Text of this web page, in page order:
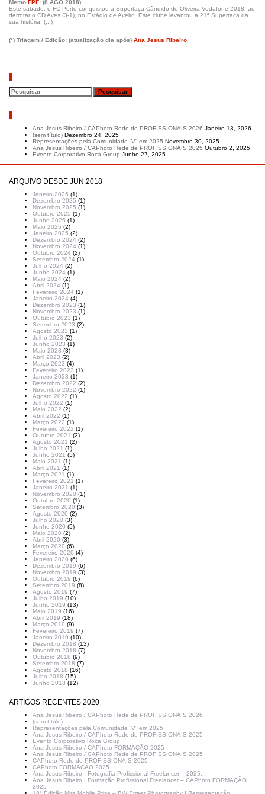
Memo FPF: (8 AGO.2018)
Este sábado, o FC Porto conquistou a Supertaça Cândido de Oliveira Vodafone 2018, ao
derrotar o CD Aves (3-1), no Estádio de Aveiro. Este clube levantou a 21ª Supertaça da
sua história! (...)
(*) Triagem / Edição: (atualização dia após) Ana Jesus Ribeiro
Ana Jesus Ribeiro / CAPhoto Rede de PROFISSIONAIS 2026 Janeiro 13, 2026
(sem título) Dezembro 24, 2025
Representações pela Comunidade “V” em 2025 Novembro 30, 2025
Ana Jesus Ribeiro / CAPhoto Rede de PROFISSIONAIS 2025 Outubro 2, 2025
Evento Corporativo Roca Group Junho 27, 2025
ARQUIVO DESDE JUN.2018
Janeiro 2026 (1)
Dezembro 2025 (1)
Novembro 2025 (1)
Outubro 2025 (1)
Junho 2025 (1)
Maio 2025 (2)
Janeiro 2025 (2)
Dezembro 2024 (2)
Novembro 2024 (1)
Outubro 2024 (2)
Setembro 2024 (1)
Julho 2024 (2)
Junho 2024 (1)
Maio 2024 (2)
Abril 2024 (1)
Fevereiro 2024 (1)
Janeiro 2024 (4)
Dezembro 2023 (1)
Novembro 2023 (1)
Outubro 2023 (1)
Setembro 2023 (2)
Agosto 2023 (1)
Julho 2023 (2)
Junho 2023 (1)
Maio 2023 (3)
Abril 2023 (2)
Março 2023 (4)
Fevereiro 2023 (1)
Janeiro 2023 (1)
Dezembro 2022 (2)
Novembro 2022 (1)
Agosto 2022 (1)
Julho 2022 (1)
Maio 2022 (2)
Abril 2022 (1)
Março 2022 (1)
Fevereiro 2022 (1)
Outubro 2021 (2)
Agosto 2021 (2)
Julho 2021 (1)
Junho 2021 (5)
Maio 2021 (1)
Abril 2021 (1)
Março 2021 (1)
Fevereiro 2021 (1)
Janeiro 2021 (1)
Novembro 2020 (1)
Outubro 2020 (1)
Setembro 2020 (3)
Agosto 2020 (2)
Julho 2020 (3)
Junho 2020 (5)
Maio 2020 (2)
Abril 2020 (3)
Março 2020 (6)
Fevereiro 2020 (4)
Janeiro 2020 (6)
Dezembro 2019 (6)
Novembro 2019 (3)
Outubro 2019 (6)
Setembro 2019 (8)
Agosto 2019 (7)
Julho 2019 (10)
Junho 2019 (13)
Maio 2019 (16)
Abril 2019 (18)
Março 2019 (9)
Fevereiro 2019 (7)
Janeiro 2019 (10)
Dezembro 2018 (13)
Novembro 2018 (7)
Outubro 2018 (9)
Setembro 2018 (7)
Agosto 2018 (16)
Julho 2018 (15)
Junho 2018 (12)
ARTIGOS RECENTES 2020
Ana Jesus Ribeiro / CAPhoto Rede de PROFISSIONAIS 2026
(sem título)
Representações pela Comunidade “V” em 2025
Ana Jesus Ribeiro / CAPhoto Rede de PROFISSIONAIS 2025
Evento Corporativo Roca Group
Ana Jesus Ribeiro / CAPhoto FORMAÇÃO 2025
Ana Jesus Ribeiro / CAPhoto Rede de PROFISSIONAIS 2025
CAPhoto Rede de PROFISSIONAIS 2025
CAPhoto FORMAÇÃO 2025
Ana Jesus Ribeiro I Fotografia Profissional Freelancer – 2025:
Ana Jesus Ribeiro I Formação Profissional Freelancer – CAPhoto FORMAÇÃO
2025